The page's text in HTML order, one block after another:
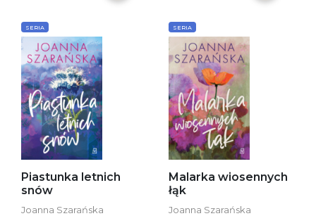
SERIA
Piastunka letnich
snów
Joanna Szarańska
SERIA
Malarka wiosennych
łąk
Joanna Szarańska